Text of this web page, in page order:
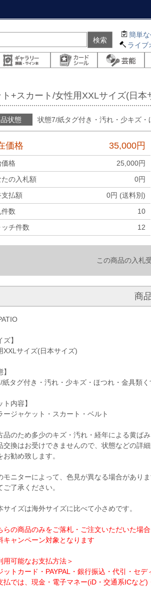
簡単
ライブ
+スカート/女性用XXLサイズ(日本
状態 状態7/紙タグ付き・汚れ・少キズ・
価格 35,000円
価格 25,000円
たの入札額
0円
支払額
0円 (送料別)
件数
10
ッチ件数
12
この商品の入札
商
ズ】
XXLサイズ(日本サイズ)
】
紙タグ付き・汚れ・少キズ・ほつれ・金具類く
ト内容】
ージャケット・スカート・ベルト
のため多少のキズ・汚れ・経年による黄ば
換はお受けできませんので、状態などの詳
お勧め致します。
モニターによって、色見が異なる場合がありま
ご了承ください。
イズは海外サイズに比べて小さめです。
の商品のみをご落札・ご注文いただいた場
キャンペーン対象となります
用可能なお支払方法＞
ットカード・PAYPAL・銀行振込・代引・セデ
払では、現金・電子マネー(iD・交通系ICなど